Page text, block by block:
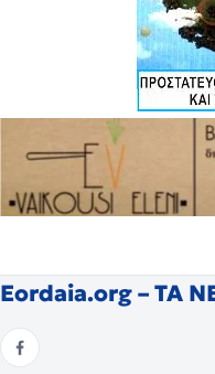
Eordaia.org – ΤΑ